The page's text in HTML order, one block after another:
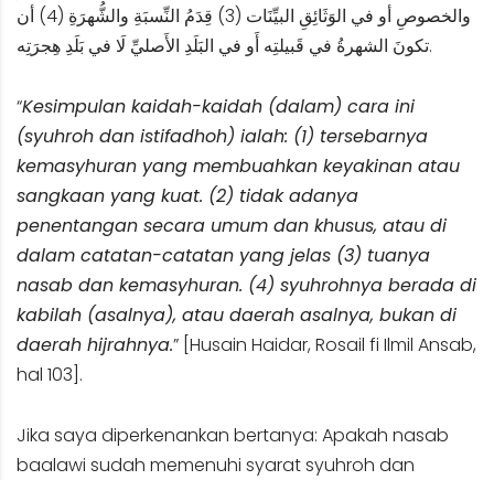
والخصوصِ أو في الوَثَائِقِ البيِّنَات (3) قِدَمُ النِّسبَةِ والشُّهرَةِ (4) أن
تكونَ الشهرةُ في قَبيلتِه أَو في البَلَدِ الأَصليِّ لَا في بَلَدِ هِجرَتِه.
“Kesimpulan kaidah-kaidah (dalam) cara ini
(syuhroh dan istifadhoh) ialah: (1) tersebarnya
kemasyhuran yang membuahkan keyakinan atau
sangkaan yang kuat. (2) tidak adanya
penentangan secara umum dan khusus, atau di
dalam catatan-catatan yang jelas (3) tuanya
nasab dan kemasyhuran. (4) syuhrohnya berada di
kabilah (asalnya), atau daerah asalnya, bukan di
daerah hijrahnya.” [Husain Haidar, Rosail fi Ilmil Ansab,
hal 103].
Jika saya diperkenankan bertanya: Apakah nasab
baalawi sudah memenuhi syarat syuhroh dan